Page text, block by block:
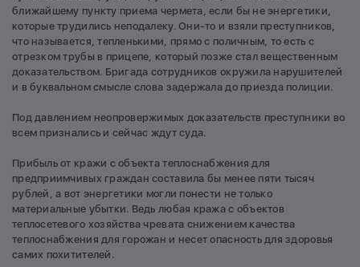
ближайшему пункту приема чермета, если бы не энергетики,
которые трудились неподалеку. Они-то и взяли преступников,
что называется, тепленькими, прямо с поличным, то есть с
отрезком трубы в прицепе, который позже стал вещественным
доказательством. Бригада сотрудников окружила нарушителей
и в буквальном смысле слова задержала до приезда полиции.
Под давлением неопровержимых доказательств преступники во
всем признались и сейчас ждут суда.
Прибыль от кражи с объекта теплоснабжения для
предприимчивых граждан составила бы менее пяти тысяч
рублей, а вот энергетики могли понести не только
материальные убытки. Ведь любая кража с объектов
теплосетевого хозяйства чревата снижением качества
теплоснабжения для горожан и несет опасность для здоровья
самих похитителей.